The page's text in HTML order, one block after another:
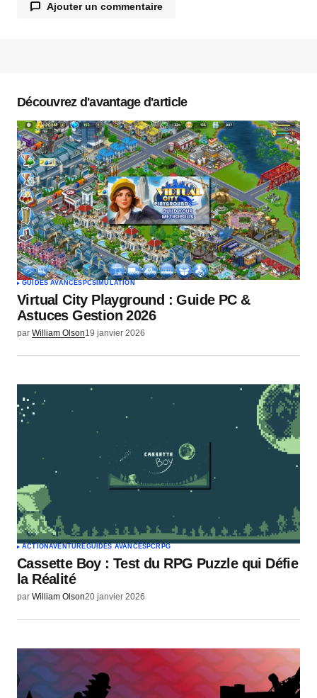
Ajouter un commentaire
Commentaire*
Votre nom*
Votre e-mail*
Envoyer un commentaire
Découvrez d'avantage d'article
GUIDES AVANCÉS PCSIMULATION
Virtual City Playground : Guide PC &
Astuces Gestion 2026
par William Olson19 janvier 2026
ACTIONAVENTUREGUIDES AVANCÉS PC RPG
Cassette Boy : Test du RPG Puzzle qui Défie
la Réalité
par William Olson20 janvier 2026